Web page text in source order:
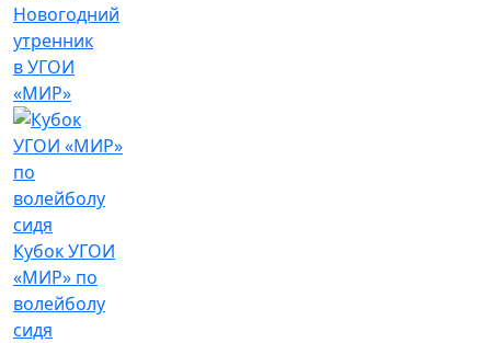
Новогодний
утренник
в УГОИ
«МИР»
Кубок УГОИ
«МИР» по
волейболу
сидя